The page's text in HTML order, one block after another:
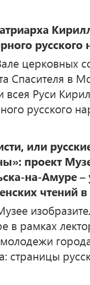
русского
церковных
Спасителя в
всея Руси
русского
или
проект
на-Амуре –
чтений
в рамках